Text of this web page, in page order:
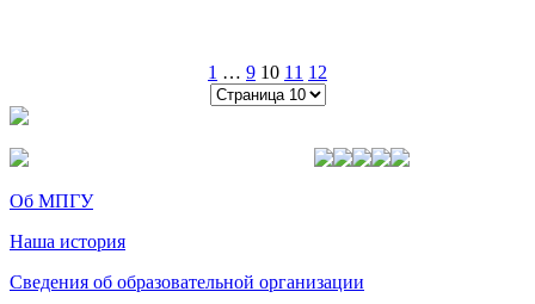
1 … 9 10 11 12
Об МПГУ
Наша история
Сведения об образовательной организации